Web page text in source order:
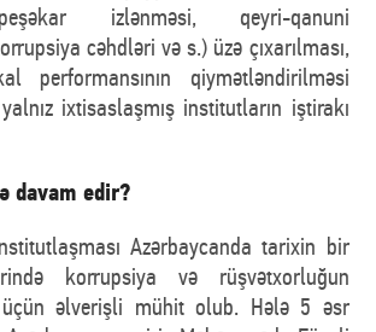
izlənməsi, qeyri-qanuni
cəhdləri və s.) üzə çıxarılması,
performansının qiymətləndirilməsi
ixtisaslaşmış institutların iştirakı
davam edir?
Azərbaycanda tarixin bir
korrupsiya və rüşvətxorluğun
üçün əlverişli mühit olub. Hələ 5 əsr